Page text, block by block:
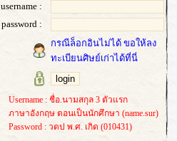
username :
password :
กรณีล็อกอินไม่ได้ ขอให้ลง
ทะเบียนศิษย์เก่าได้ที่นี่
Username : ชื่อ.นามสกุล 3 ตัวแรก
ภาษาอังกฤษ ตอนเป็นนักศึกษา (name.sur)
Password : วดป พ.ศ. เกิด (010431)